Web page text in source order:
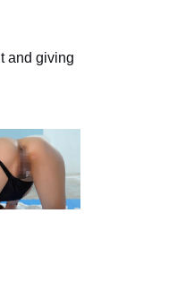
and giving